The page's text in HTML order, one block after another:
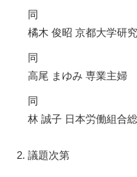
同
橘木 俊昭 京都大学研
同
高尾 まゆみ 専業主婦
同
林 誠子 日本労働組合
議題次第